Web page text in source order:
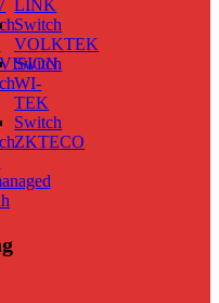
LINK
Switch
VOLKTEK
Switch
WI-
TEK
Switch
ZKTECO